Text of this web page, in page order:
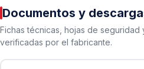
Documentos y
Fichas técnicas, hojas de seguridad
verificadas por el fabricante.